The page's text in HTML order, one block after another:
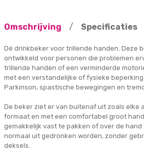
Omschrijving / Specificaties
Dé drinkbeker voor trillende handen. Deze
ontwikkeld voor personen die problemen
trillende handen of een verminderde
met een verstandelijke of fysieke
Parkinson, spastische bewegingen en
De beker ziet er van buitenaf uit zoals elke
formaat en met een comfortabel groot
gemakkelijk vast te pakken of over de hand
normaal uit gedronken worden, zonder
deksels.